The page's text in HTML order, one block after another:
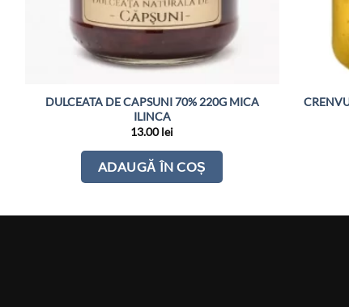
DULCEATA DE CAPSUNI 70% 220G MICA
ILINCA
13.00lei
ADAUGĂ ÎN COȘ